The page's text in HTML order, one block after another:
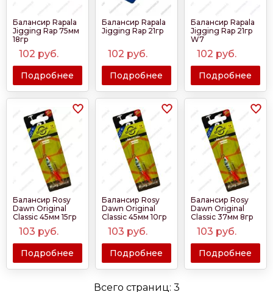
Балансир Rapala
Jigging Rap 75мм
18гр
102 руб.
Подробнее
Балансир Rapala
Jigging Rap 21гр
102 руб.
Подробнее
Балансир Rapala
Jigging Rap 21гр
W7
102 руб.
Подробнее
Балансир Rosy
Dawn Original
Classic 45мм 15гр
103 руб.
Подробнее
Балансир Rosy
Dawn Original
Classic 45мм 10гр
103 руб.
Подробнее
Балансир Rosy
Dawn Original
Classic 37мм 8гр
103 руб.
Подробнее
Всего страниц: 3